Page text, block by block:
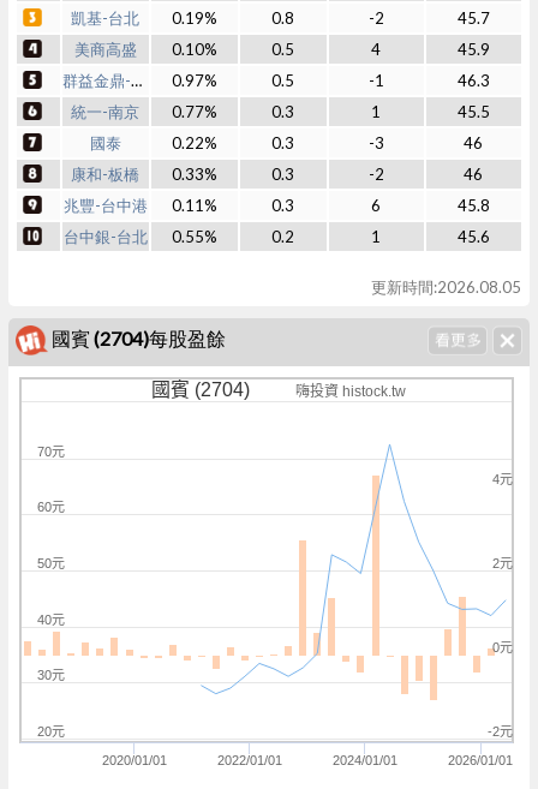
凱基-台北
0.19% 0.8 -2
45.7
美商高盛
0.10% 0.5 4
45.9
群益金鼎-古亭
0.97% 0.5 -1
46.3
統一-南京
0.77% 0.3 1
45.5
國泰
0.22% 0.3 -3
46
康和-板橋
0.33% 0.3 -2
46
兆豐-台中港
0.11% 0.3 6
45.8
台中銀-台北
0.55% 0.2 1 45.6
更新時間:2026.08.05
國賓 (2704)每股盈餘
國賓 (2704) 嗨投資 histock.tw
2020/01/01 2022/01/01 2024/01/01 2026/01/01
-2元
0元
2元
4元
20元
30元
40元
50元
60元
70元